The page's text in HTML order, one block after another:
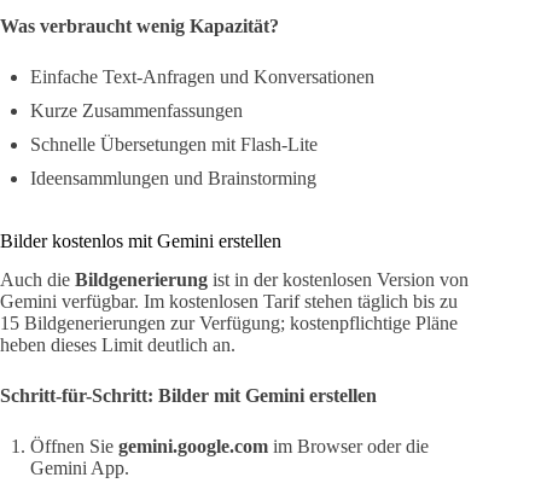
Was verbraucht wenig Kapazität?
Einfache Text-Anfragen und Konversationen
Kurze Zusammenfassungen
Schnelle Übersetungen mit Flash-Lite
Ideensammlungen und Brainstorming
Bilder kostenlos mit Gemini erstellen
Auch die Bildgenerierung ist in der kostenlosen Version von
Gemini verfügbar. Im kostenlosen Tarif stehen täglich bis zu
15 Bildgenerierungen zur Verfügung; kostenpflichtige Pläne
heben dieses Limit deutlich an.
Schritt-für-Schritt: Bilder mit Gemini erstellen
Öffnen Sie gemini.google.com im Browser oder die
Gemini App.